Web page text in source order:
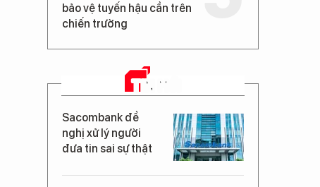
bảo vệ tuyến hậu cần trên
chiến trường
TIN MỚI
Sacombank đề
nghị xử lý người
đưa tin sai sự thật